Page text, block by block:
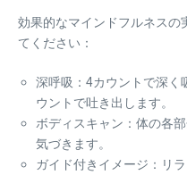
効果的なマインドフルネスの
てください：
深呼吸：4カウントで深く
ウントで吐き出します。
ボディスキャン：体の各
気づきます。
ガイド付きイメージ：リ